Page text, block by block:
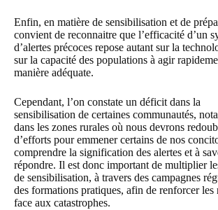
Enfin, en matière de sensibilisation et de
convient de reconnaitre que l’efficacité d’un
d’alertes précoces repose autant sur la
sur la capacité des populations à agir
manière adéquate.
Cependant, l’on constate un déficit dans la
sensibilisation de certaines communautés,
dans les zones rurales où nous devrons
d’efforts pour emmener certains de nos
comprendre la signification des alertes et à
répondre. Il est donc important de multiplier
de sensibilisation, à travers des campagnes
des formations pratiques, afin de renforcer les
face aux catastrophes.